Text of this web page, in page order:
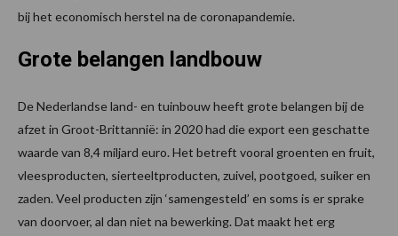
bij het economisch herstel na de coronapandemie.
Grote belangen landbouw
De Nederlandse land- en tuinbouw heeft grote belangen bij de
afzet in Groot-Brittannië: in 2020 had die export een geschatte
waarde van 8,4 miljard euro. Het betreft vooral groenten en fruit,
vleesproducten, sierteeltproducten, zuivel, pootgoed, suiker en
zaden. Veel producten zijn ‘samengesteld’ en soms is er sprake
van doorvoer, al dan niet na bewerking. Dat maakt het erg